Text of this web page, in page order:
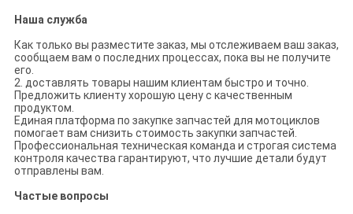
Наша служба
Как только вы разместите заказ, мы отслеживаем ваш заказ,
сообщаем вам о последних процессах, пока вы не получите
его.
2. доставлять товары нашим клиентам быстро и точно.
Предложить клиенту хорошую цену с качественным
продуктом.
Единая платформа по закупке запчастей для мотоциклов
помогает вам снизить стоимость закупки запчастей.
Профессиональная техническая команда и строгая система
контроля качества гарантируют, что лучшие детали будут
отправлены вам.
Частые вопросы